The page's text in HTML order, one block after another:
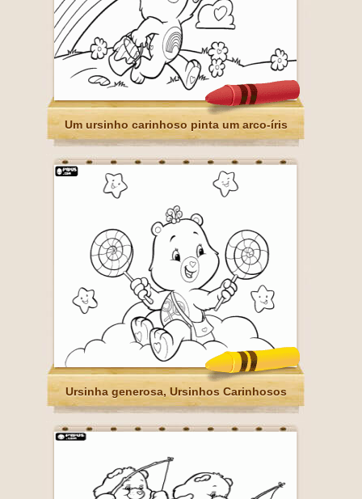
Um ursinho carinhoso pinta um arco-íris
Ursinha generosa, Ursinhos Carinhosos